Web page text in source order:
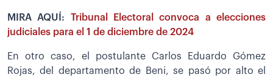
MIRA AQUÍ: Tribunal Electoral convoca a elecciones
judiciales para el 1 de diciembre de 2024
En otro caso, el postulante Carlos Eduardo Gómez
Rojas, del departamento de Beni, se pasó por alto el